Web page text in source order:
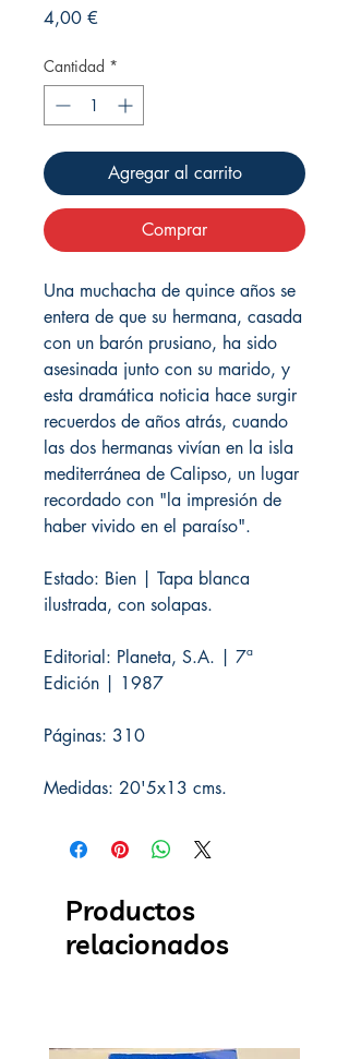
4,00 €
Cantidad *
Agregar al carrito
Comprar
Una muchacha de quince años se
entera de que su hermana, casada
con un barón prusiano, ha sido
asesinada junto con su marido, y
esta dramática noticia hace surgir
recuerdos de años atrás, cuando
las dos hermanas vivían en la isla
mediterránea de Calipso, un lugar
recordado con "la impresión de
haber vivido en el paraíso".
Estado: Bien | Tapa blanca
ilustrada, con solapas.
Editorial: Planeta, S.A. | 7ª
Edición | 1987
Páginas: 310
Medidas: 20'5x13 cms.
Productos
relacionados